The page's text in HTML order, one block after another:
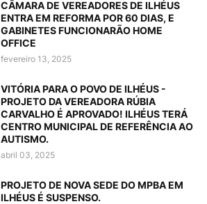
CÂMARA DE VEREADORES DE ILHÉUS
ENTRA EM REFORMA POR 60 DIAS, E
GABINETES FUNCIONARÃO HOME
OFFICE
fevereiro 13, 2025
VITÓRIA PARA O POVO DE ILHÉUS -
PROJETO DA VEREADORA RÚBIA
CARVALHO É APROVADO! ILHÉUS TERÁ
CENTRO MUNICIPAL DE REFERÊNCIA AO
AUTISMO.
abril 03, 2025
PROJETO DE NOVA SEDE DO MPBA EM
ILHÉUS É SUSPENSO.